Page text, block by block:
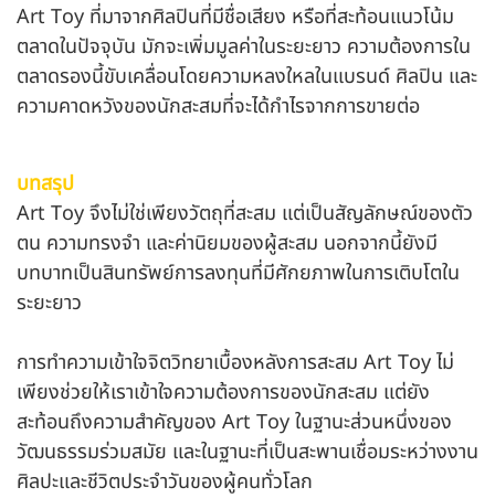
Art Toy ที่มาจากศิลปินที่มีชื่อเสียง หรือที่สะท้อนแนวโน้ม
ตลาดในปัจจุบัน มักจะเพิ่มมูลค่าในระยะยาว ความต้องการใน
ตลาดรองนี้ขับเคลื่อนโดยความหลงใหลในแบรนด์ ศิลปิน และ
ความคาดหวังของนักสะสมที่จะได้กำไรจากการขายต่อ
บทสรุป
Art Toy จึงไม่ใช่เพียงวัตถุที่สะสม แต่เป็นสัญลักษณ์ของตัว
ตน ความทรงจำ และค่านิยมของผู้สะสม นอกจากนี้ยังมี
บทบาทเป็นสินทรัพย์การลงทุนที่มีศักยภาพในการเติบโตใน
ระยะยาว
การทำความเข้าใจจิตวิทยาเบื้องหลังการสะสม Art Toy ไม่
เพียงช่วยให้เราเข้าใจความต้องการของนักสะสม แต่ยัง
สะท้อนถึงความสำคัญของ Art Toy ในฐานะส่วนหนึ่งของ
วัฒนธรรมร่วมสมัย และในฐานะที่เป็นสะพานเชื่อมระหว่างงาน
ศิลปะและชีวิตประจำวันของผู้คนทั่วโลก